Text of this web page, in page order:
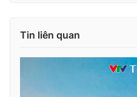
Tin liên quan